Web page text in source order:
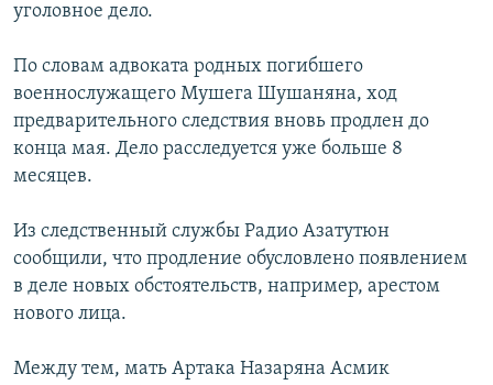
уголовное дело.
По словам адвоката родных погибшего
военнослужащего Мушега Шушаняна, ход
предварительного следствия вновь продлен до
конца мая. Дело расследуется уже больше 8
месяцев.
Из следственный службы Радио Азатутюн
сообщили, что продление обусловлено появлением
в деле новых обстоятельств, например, арестом
нового лица.
Между тем, мать Артака Назаряна Асмик